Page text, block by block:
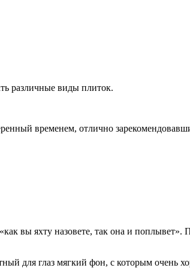
различные виды плиток.
временем, отлично
вы яхту назовете, так она и
для глаз мягкий фон, с которым очень